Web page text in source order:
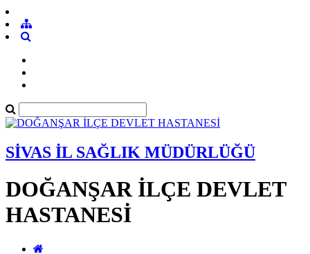
SİVAS İL SAĞLIK MÜDÜRLÜĞÜ
DOĞANŞAR İLÇE DEVLET
HASTANESİ